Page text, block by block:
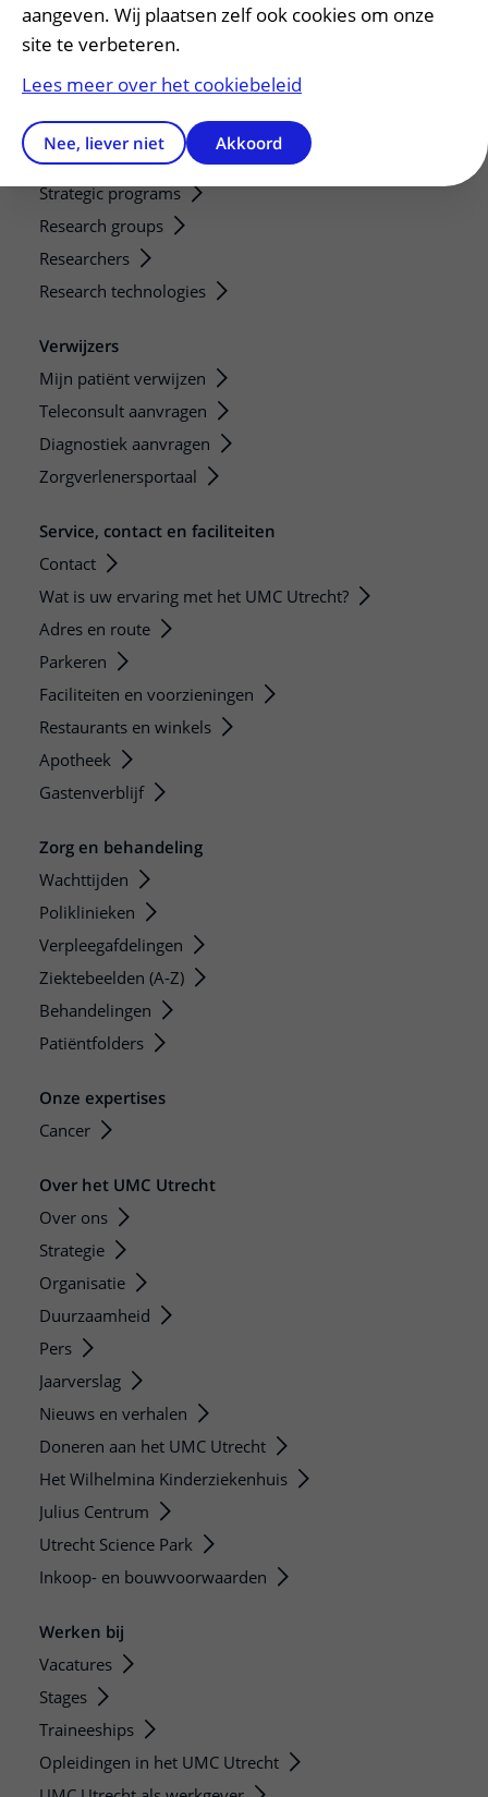
Onderwijs en onderzoek
De Nieuwe Utrechtse School
Stage en opleidingsplaatsen
Research
Strategic programs
Research groups
Researchers
Research technologies
Verwijzers
Mijn patiënt verwijzen
Teleconsult aanvragen
Diagnostiek aanvragen
Zorgverlenersportaal
Service, contact en faciliteiten
Contact
Wat is uw ervaring met het UMC Utrecht?
Adres en route
Parkeren
Faciliteiten en voorzieningen
Restaurants en winkels
Apotheek
Gastenverblijf
Zorg en behandeling
Wachttijden
Poliklinieken
Verpleegafdelingen
Ziektebeelden (A-Z)
Behandelingen
Patiëntfolders
Onze expertises
Cancer
Over het UMC Utrecht
Over ons
Strategie
Organisatie
Duurzaamheid
Pers
Jaarverslag
Nieuws en verhalen
Doneren aan het UMC Utrecht
Het Wilhelmina Kinderziekenhuis
Julius Centrum
Utrecht Science Park
Inkoop- en bouwvoorwaarden
Werken bij
Vacatures
Stages
Traineeships
Opleidingen in het UMC Utrecht
aangeven. Wij plaatsen zelf ook cookies om onze
site te verbeteren.
Lees meer over het cookiebeleid
Nee, liever niet Akkoord